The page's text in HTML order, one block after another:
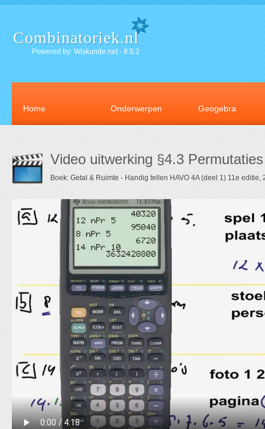
Combinatoriek.nl
Powered by: Wiskunde.net - 8.5.2
Home Onderwerpen Geogebra
Video uitwerking §4.3
Boek: Getal & Ruimte - Handig tellen HAVO 4A (deel 1) 11e editie,